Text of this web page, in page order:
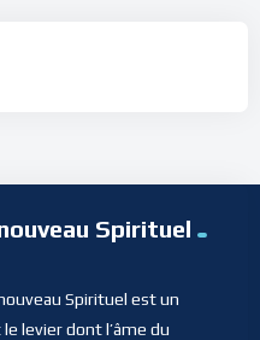
Spirituel
Spirituel est un
levier dont l’âme du